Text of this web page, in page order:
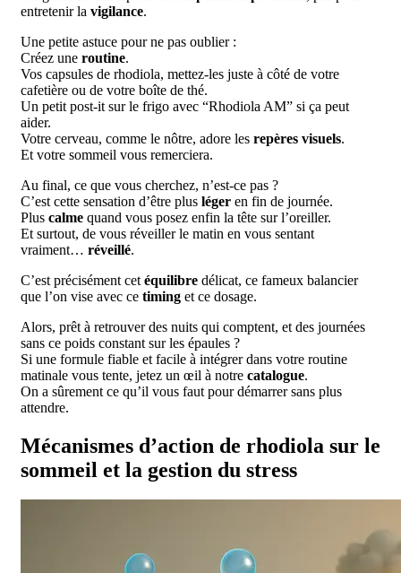
entretenir la vigilance.
Une petite astuce pour ne pas oublier :
Créez une routine.
Vos capsules de rhodiola, mettez-les juste à côté de votre
cafetière ou de votre boîte de thé.
Un petit post-it sur le frigo avec “Rhodiola AM” si ça peut
aider.
Votre cerveau, comme le nôtre, adore les repères visuels.
Et votre sommeil vous remerciera.
Au final, ce que vous cherchez, n’est-ce pas ?
C’est cette sensation d’être plus léger en fin de journée.
Plus calme quand vous posez enfin la tête sur l’oreiller.
Et surtout, de vous réveiller le matin en vous sentant
vraiment… réveillé.
C’est précisément cet équilibre délicat, ce fameux balancier
que l’on vise avec ce timing et ce dosage.
Alors, prêt à retrouver des nuits qui comptent, et des journées
sans ce poids constant sur les épaules ?
Si une formule fiable et facile à intégrer dans votre routine
matinale vous tente, jetez un œil à notre catalogue.
On a sûrement ce qu’il vous faut pour démarrer sans plus
attendre.
Mécanismes d’action de rhodiola sur le
sommeil et la gestion du stress